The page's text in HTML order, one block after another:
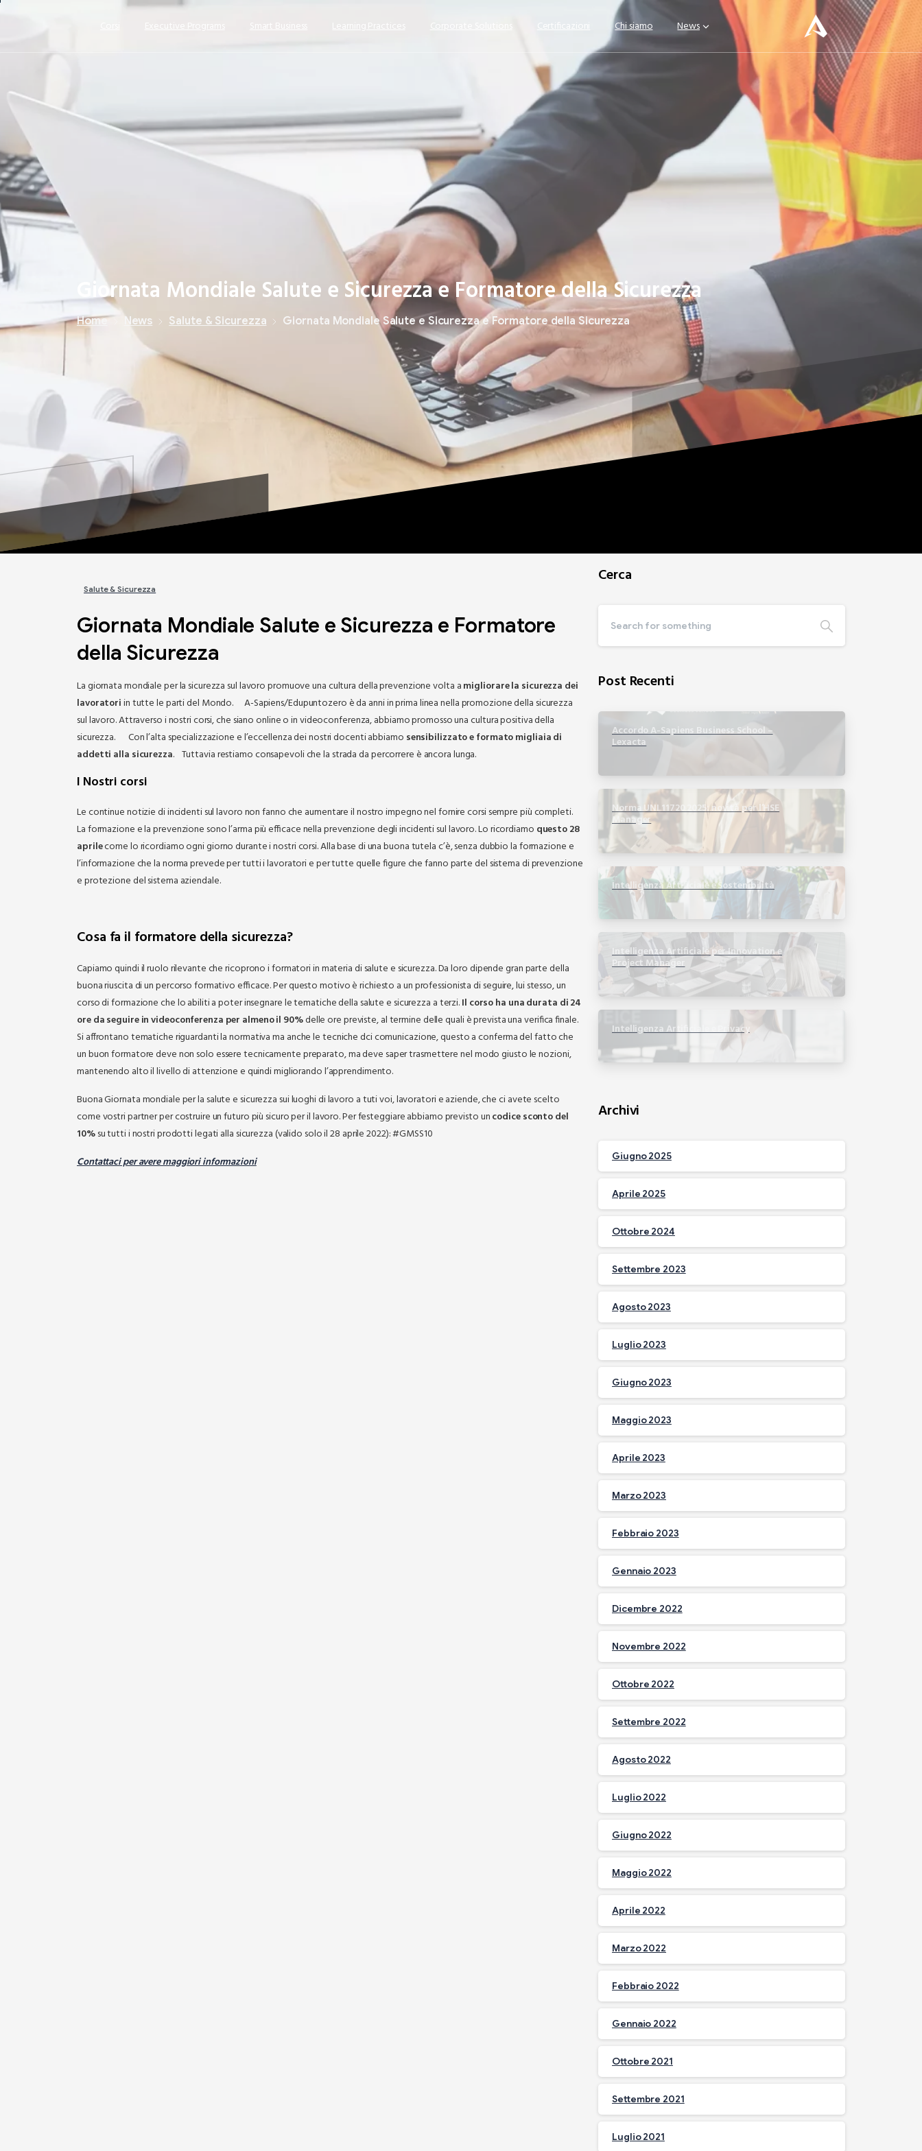
Certificazioni Chi siamo News
Giornata Mondiale SaluteeSicurezzaeFormatoredellaSicurezza
Home News Salute & Sicurezza Giornata Mondiale Salute e Sicurezza e Formatore della Sicurezza
Salute & Sicurezza
Giornata Mondiale Salute e Sicurezza e Formatore
della Sicurezza
La giornata mondiale per la sicurezza sul lavoro promuove una cultura della prevenzione volta amigliorare la sicurezza dei
lavoratoriin tutte le parti del Mondo. A-Sapiens/Edupuntozero è da anni in prima linea nella promozione della sicurezza
sul lavoro. Attraverso i nostri corsi, che siano online o in videoconferenza, abbiamo promosso una cultura positiva della
sicurezza. Con l’alta specializzazione e l’eccellenza dei nostri docenti abbiamo sensibilizzato e formato migliaia di
addetti alla sicurezza. Tuttavia restiamo consapevoli che la strada da percorrere è ancora lunga.
I Nostri corsi
Le continue notizie di incidenti sul lavoro non fanno che aumentare il nostro impegno nel fornire corsi sempre più completi.
La formazione e la prevenzione sono l’arma più efficace nella prevenzione degli incidenti sul lavoro. Lo ricordiamo questo 28
aprilecome lo ricordiamo ogni giorno durante i nostri corsi. Alla base di una buona tutela c’è, senza dubbio la formazione e
l’informazione che la norma prevede per tutti i lavoratori e per tutte quelle figure che fanno parte del sistema di prevenzione
e protezione del sistema aziendale.
Cosa fa il formatore della sicurezza?
Capiamo quindi il ruolo rilevante che ricoprono i formatori in materia di salute e sicurezza. Da loro dipende gran parte della
buona riuscita di un percorso formativo efficace. Per questo motivo è richiesto a un professionista di seguire, lui stesso, un
corso di formazione che lo abiliti a poter insegnare le tematiche della salute e sicurezza a terzi.Il corso ha una durata di 24
ore da seguire in videoconferenza per almeno il 90%delle ore previste, al termine delle quali è prevista una verifica finale.
Si affrontano tematiche riguardanti la normativa ma anche le tecniche dci comunicazione, questo a conferma del fatto che
un buon formatore deve non solo essere tecnicamente preparato, ma deve saper trasmettere nel modo giusto le nozioni,
mantenendo alto il livello di attenzione e quindi migliorando l’apprendimento.
Buona Giornata mondiale per la salute e sicurezza sui luoghi di lavoro a tuti voi, lavoratori e aziende, che ci avete scelto
come vostri partner per costruire un futuro più sicuro per il lavoro. Per festeggiare abbiamo previsto uncodice sconto del
10%su tutti i nostri prodotti legati alla sicurezza (valido solo il 28 aprile 2022): #GMSS10
Contattaci per avere maggiori informazioni
Cerca
Post Recenti
Accordo A-Sapiens Business School –
Lexacta
Norma UNI 11720 2025: novità per l’HSE
Manager
Intelligenza Artificiale e Sostenibilità
Intelligenza Artificiale per Innovation e
Project Manager
Intelligenza Artificiale e Privacy
Archivi
Giugno 2025
Aprile 2025
Ottobre 2024
Settembre 2023
Agosto 2023
Luglio 2023
Giugno 2023
Maggio 2023
Aprile 2023
Marzo 2023
Febbraio 2023
Gennaio 2023
Dicembre 2022
Novembre 2022
Ottobre 2022
Settembre 2022
Agosto 2022
Luglio 2022
Giugno 2022
Maggio 2022
Aprile 2022
Marzo 2022
Febbraio 2022
Gennaio 2022
Ottobre 2021
Settembre 2021
Luglio 2021